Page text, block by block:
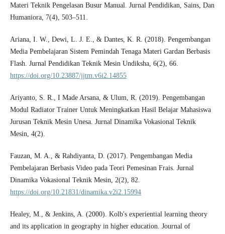
Materi Teknik Pengelasan Busur Manual. Jurnal Pendidikan, Sains, Dan
Humaniora, 7(4), 503–511.
Ariana, I. W., Dewi, L. J. E., & Dantes, K. R. (2018). Pengembangan
Media Pembelajaran Sistem Pemindah Tenaga Materi Gardan Berbasis
Flash. Jurnal Pendidikan Teknik Mesin Undiksha, 6(2), 66.
https://doi.org/10.23887/jjtm.v6i2.14855
Ariyanto, S. R., I Made Arsana, & Ulum, R. (2019). Pengembangan
Modul Radiator Trainer Untuk Meningkatkan Hasil Belajar Mahasiswa
Jurusan Teknik Mesin Unesa. Jurnal Dinamika Vokasional Teknik
Mesin, 4(2).
Fauzan, M. A., & Rahdiyanta, D. (2017). Pengembangan Media
Pembelajaran Berbasis Video pada Teori Pemesinan Frais. Jurnal
Dinamika Vokasional Teknik Mesin, 2(2), 82.
https://doi.org/10.21831/dinamika.v2i2.15994
Healey, M., & Jenkins, A. (2000). Kolb's experiential learning theory
and its application in geography in higher education. Journal of